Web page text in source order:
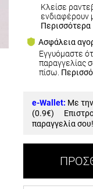
Κλείσε
ενδιαφέρουν
Περισσότερα
Ασφάλεια
Εγγυόμαστε
παραγγελίας
πίσω.
e-Wallet: Με
(0.9€)
παραγγελία σου!